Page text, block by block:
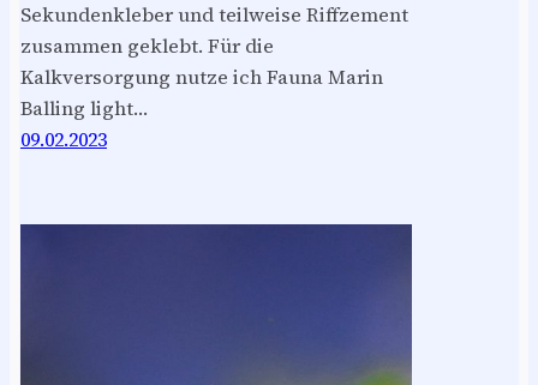
Sekundenkleber und teilweise Riffzement
zusammen geklebt. Für die
Kalkversorgung nutze ich Fauna Marin
Balling light…
09.02.2023